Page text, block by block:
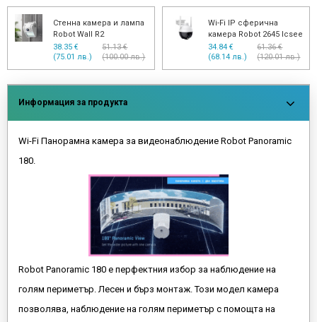
Стенна камера и лампа
Robot Wall R2
51.13 €
(100.00 лв.)
Wi-Fi IP сферична
камера Robot 2645 Icsee
61.36 €
(120.01 лв.)
Информация за продукта
Wi-Fi Панорамна камера за видеонаблюдение Robot Panoramic
180.
Robot Panoramic 180 е перфектния избор за наблюдение на
голям периметър. Лесен и бърз монтаж. Този модел камера
позволява, наблюдение на голям периметър с помощта на